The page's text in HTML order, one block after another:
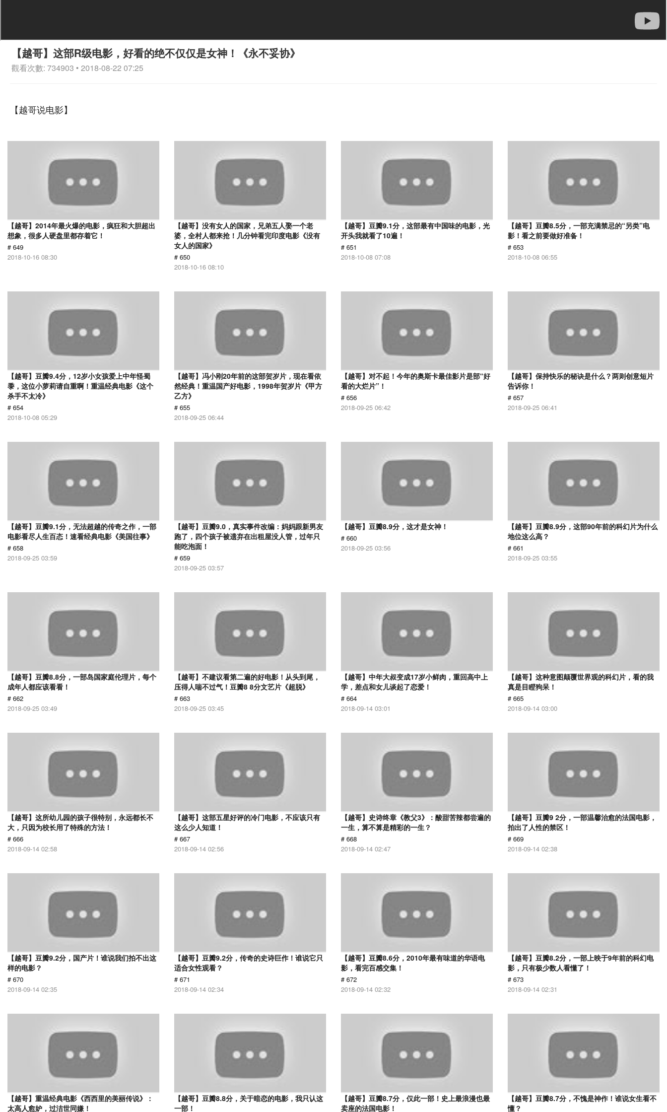
【越哥】这部R级电影，好看的绝不仅仅是女神！《永不妥协》
觀看次數: 734903 • 2018-08-22 07:25
【越哥说电影】
【越哥】2014年最火爆的电影，疯狂和大胆超出
想象，很多人硬盘里都存着它！
# 649
2018-10-16 08:30
【越哥】没有女人的国家，兄弟五人娶一个老
婆，全村人都来抢！几分钟看完印度电影《没有
女人的国家》
# 650
2018-10-16 08:10
【越哥】豆瓣9.1分，这部最有中国味的电影，光
开头我就看了10遍！
# 651
2018-10-08 07:08
【越哥】豆瓣8.5分，一部充满禁忌的“另类”电
影！看之前要做好准备！
# 653
2018-10-08 06:55
【越哥】豆瓣9.4分，12岁小女孩爱上中年怪蜀
黍，这位小萝莉请自重啊！重温经典电影《这个
杀手不太冷》
# 654
2018-10-08 05:29
【越哥】冯小刚20年前的这部贺岁片，现在看依
然经典！重温国产好电影，1998年贺岁片《甲方
乙方》
# 655
2018-09-25 06:44
【越哥】对不起！今年的奥斯卡最佳影片是部“好
看的大烂片”！
# 656
2018-09-25 06:42
【越哥】保持快乐的秘诀是什么？两则创意短片
告诉你！
# 657
2018-09-25 06:41
【越哥】豆瓣9.1分，无法超越的传奇之作，一部
电影看尽人生百态！速看经典电影《美国往事》
# 658
2018-09-25 03:59
【越哥】豆瓣9.0，真实事件改编：妈妈跟新男友
跑了，四个孩子被遗弃在出租屋没人管，过年只
能吃泡面！
# 659
2018-09-25 03:57
【越哥】豆瓣8.9分，这才是女神！
# 660
2018-09-25 03:56
【越哥】豆瓣8.9分，这部90年前的科幻片为什么
地位这么高？
# 661
2018-09-25 03:55
【越哥】豆瓣8.8分，一部岛国家庭伦理片，每个
成年人都应该看看！
# 662
2018-09-25 03:49
【越哥】不建议看第二遍的好电影！从头到尾，
压得人喘不过气！豆瓣8 8分文艺片《超脱》
# 663
2018-09-25 03:45
【越哥】中年大叔变成17岁小鲜肉，重回高中上
学，差点和女儿谈起了恋爱！
# 664
2018-09-14 03:01
【越哥】这种意图颠覆世界观的科幻片，看的我
真是目瞪狗呆！
# 665
2018-09-14 03:00
【越哥】这所幼儿园的孩子很特别，永远都长不
大，只因为校长用了特殊的方法！
# 666
2018-09-14 02:58
【越哥】这部五星好评的冷门电影，不应该只有
这么少人知道！
# 667
2018-09-14 02:56
【越哥】史诗终章《教父3》：酸甜苦辣都尝遍的
一生，算不算是精彩的一生？
# 668
2018-09-14 02:47
【越哥】豆瓣9 2分，一部温馨治愈的法国电影，
拍出了人性的禁区！
# 669
2018-09-14 02:38
【越哥】豆瓣9.2分，国产片！谁说我们拍不出这
样的电影？
# 670
2018-09-14 02:35
【越哥】豆瓣9.2分，传奇的史诗巨作！谁说它只
适合女性观看？
# 671
2018-09-14 02:34
【越哥】豆瓣8.6分，2010年最有味道的华语电
影，看完百感交集！
# 672
2018-09-14 02:32
【越哥】豆瓣8.2分，一部上映于9年前的科幻电
影，只有极少数人看懂了！
# 673
2018-09-14 02:31
【越哥】重温经典电影《西西里的美丽传说》：
太高人愈妒，过洁世同嫌！
【越哥】豆瓣8.8分，关于暗恋的电影，我只认这
一部！
【越哥】豆瓣8.7分，仅此一部！史上最浪漫也最
卖座的法国电影！
【越哥】豆瓣8.7分，不愧是神作！谁说女生看不
懂？